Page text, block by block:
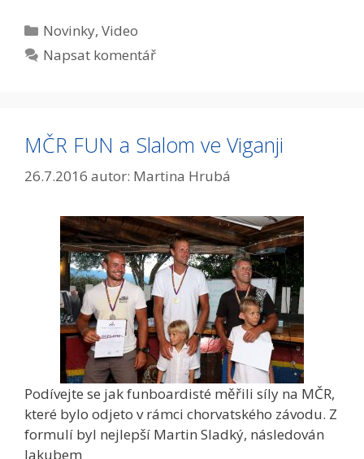
Rubriky
Novinky,Video
Napsat komentář
MČR FUN a Slalom ve Viganji
26.7.2016 autor: Martina Hrubá
Podívejte se jak funboardisté měřili síly na MČR,
které bylo odjeto v rámci chorvatského závodu. Z
formulí byl nejlepší Martin Sladký, následován
Jakubem